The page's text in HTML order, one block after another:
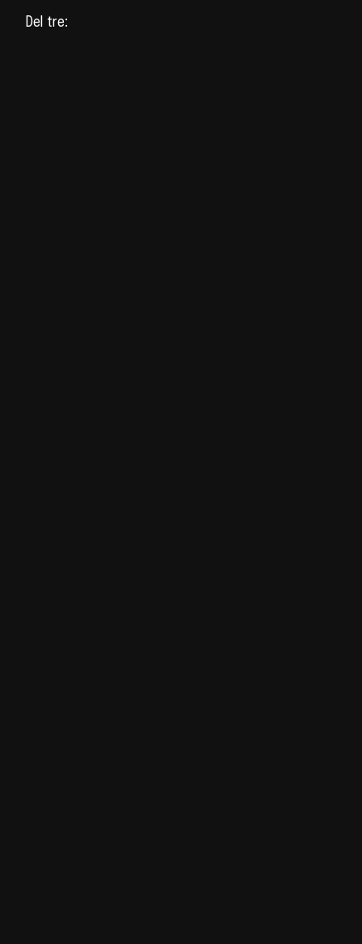
Del tre: